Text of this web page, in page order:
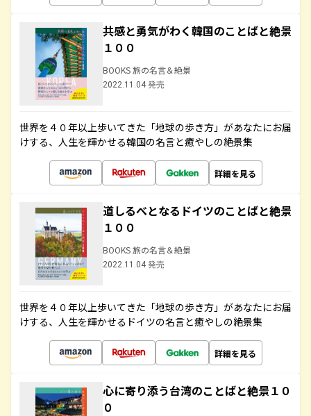
共感と勇気がわく韓国のことばと絶景
１００
BOOKS 旅の名言＆絶景
2022.11.04 発売
世界を４０年以上歩いてきた「地球の歩き方」があなたにお届
けする、人生を輝かせる韓国の名言と癒やしの絶景集
詳細を見る
道しるべとなるドイツのことばと絶景
１００
BOOKS 旅の名言＆絶景
2022.11.04 発売
世界を４０年以上歩いてきた「地球の歩き方」があなたにお届
けする、人生を輝かせるドイツの名言と癒やしの絶景集
詳細を見る
心に寄り添う台湾のことばと絶景１０
０